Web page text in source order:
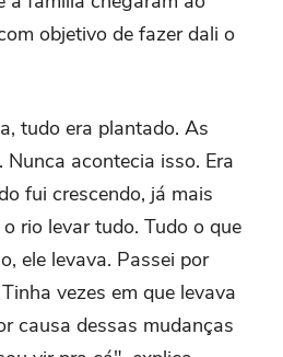
objetivo de fazer dali o
tudo era plantado. As
Nunca acontecia isso. Era
fui crescendo, já mais
rio levar tudo. Tudo o que
ele levava. Passei por
vezes em que levava
causa dessas mudanças